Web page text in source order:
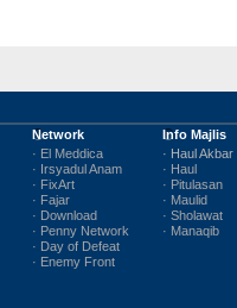
Network
· El Meddica
· Irsyadul Anam
· FixArt
· Fajar
· Download
· Penny Network
· Day of Defeat
· Enemy Front
Info Majlis
· Haul Akbar
· Haul
· Pitulasan
· Maulid
· Sholawat
· Manaqib